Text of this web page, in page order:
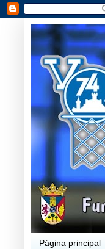
Página principal